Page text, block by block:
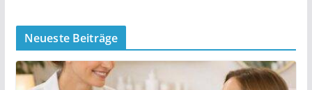
Neueste Beiträge